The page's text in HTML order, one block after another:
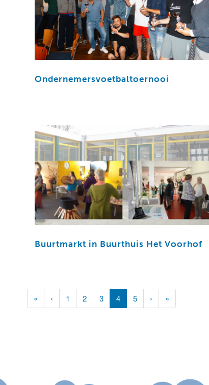
Ondernemersvoetbaltoernooi
Buurtmarkt in Buurthuis Het Voorhof
« ‹ 1 2 3 4(current)
5 › »